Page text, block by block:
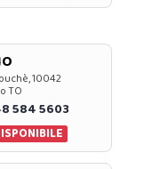
10042
TO
584 5603